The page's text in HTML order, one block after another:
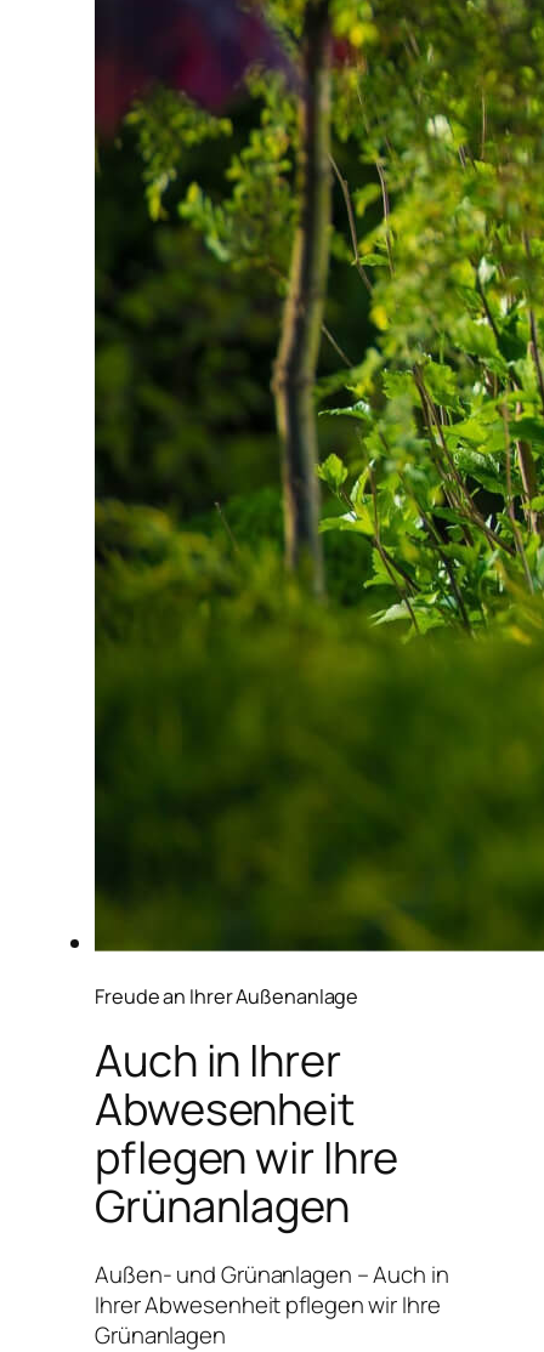
Freude an Ihrer Außenanlage
Auch in Ihrer
Abwesenheit
pflegen wir Ihre
Grünanlagen
Außen- und Grünanlagen – Auch in
Ihrer Abwesenheit pflegen wir Ihre
Grünanlagen